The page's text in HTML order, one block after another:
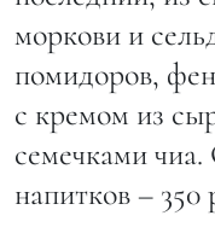
моркови и
помидоров,
с кремом из
семечками
напитков – 350